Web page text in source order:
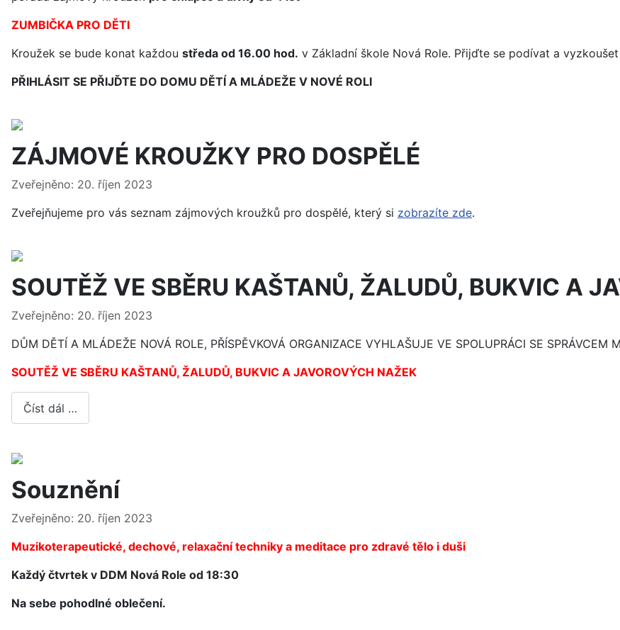
ZUMBIČKA PRO DĚTI
Kroužek se bude konat každou středa od 16.00 hod. v Základní škole Nová Role. Přijďte se podívat a vyzkoušet
PŘIHLÁSIT SE PŘIJĎTE DO DOMU DĚTÍ A MLÁDEŽE V NOVÉ ROLI
ZÁJMOVÉ KROUŽKY PRO DOSPĚLÉ
Základní údaje
Zveřejněno: 20. říjen 2023
Zveřejňujeme pro vás seznam zájmových kroužků pro dospělé, který si zobrazíte zde.
SOUTĚŽ VE SBĚRU KAŠTANŮ, ŽALUDŮ, BUKVIC A
Základní údaje
Zveřejněno: 20. říjen 2023
DŮM DĚTÍ A MLÁDEŽE NOVÁ ROLE, PŘÍSPĚVKOVÁ ORGANIZACE VYHLAŠUJE VE SPOLUPRÁCI SE SPRÁVCEM
SOUTĚŽ VE SBĚRU KAŠTANŮ, ŽALUDŮ, BUKVIC A JAVOROVÝCH NAŽEK
Číst dál …
Souznění
Základní údaje
Zveřejněno: 20. říjen 2023
Muzikoterapeutické, dechové, relaxační techniky a meditace pro zdravé tělo i duši
Každý čtvrtek v DDM Nová Role od 18:30
Na sebe pohodlné oblečení.